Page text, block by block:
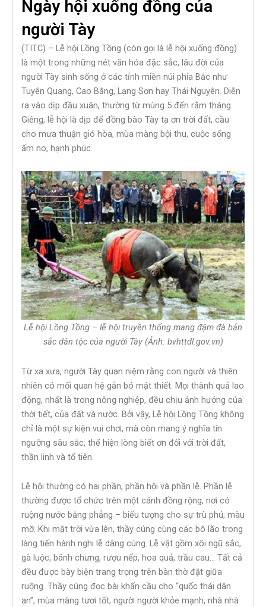
Ngày hội xuống đồng của
người Tày
(TITC) – Lễ hội Lồng Tồng (còn gọi là lễ hội xuống đồng)
là một trong những nét văn hóa đặc sắc, lâu đời của
người Tày sinh sống ở các tỉnh miền núi phía Bắc như
Tuyên Quang, Cao Bằng, Lạng Sơn hay Thái Nguyên. Diễn
ra vào dịp đầu xuân, thường từ mùng 5 đến rằm tháng
Giêng, lễ hội là dịp để đồng bào Tày tạ ơn trời đất, cầu
cho mưa thuận gió hòa, mùa màng bội thu, cuộc sống
ấm no, hạnh phúc.
Lễ hội Lồng Tồng – lễ hội truyền thống mang đậm đà bản
sắc dân tộc của người Tày (Ảnh: bvhttdl.gov.vn)
Từ xa xưa, người Tày quan niệm rằng con người và thiên
nhiên có mối quan hệ gắn bó mật thiết. Mọi thành quả lao
động, nhất là trong nông nghiệp, đều chịu ảnh hưởng của
thời tiết, của đất và nước. Bởi vậy, Lễ hội Lồng Tồng không
chỉ là một sự kiện vui chơi, mà còn mang ý nghĩa tín
ngưỡng sâu sắc, thể hiện lòng biết ơn đối với trời đất,
thần linh và tổ tiên.
Lễ hội thường có hai phần, phần hội và phần lễ. Phần lễ
thường được tổ chức trên một cánh đồng rộng, nơi có
ruộng nước bằng phẳng – biểu tượng cho sự trù phú, màu
mỡ. Khi mặt trời vừa lên, thầy cúng cùng các bô lão trong
làng tiến hành nghi lễ dâng cúng. Lễ vật gồm xôi ngũ sắc,
gà luộc, bánh chưng, rượu nếp, hoa quả, trầu cau… Tất cả
đều được bày biện trang trọng trên bàn thờ đặt giữa
ruộng. Thầy cúng đọc bài khấn cầu cho “quốc thái dân
an”, mùa màng tươi tốt, người người khỏe mạnh, nhà nhà